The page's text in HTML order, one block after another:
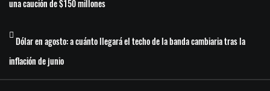
una caución de $150 millones
Dólar en agosto: a cuánto llegará el techo de la banda cambiaria tras la
inflación de junio